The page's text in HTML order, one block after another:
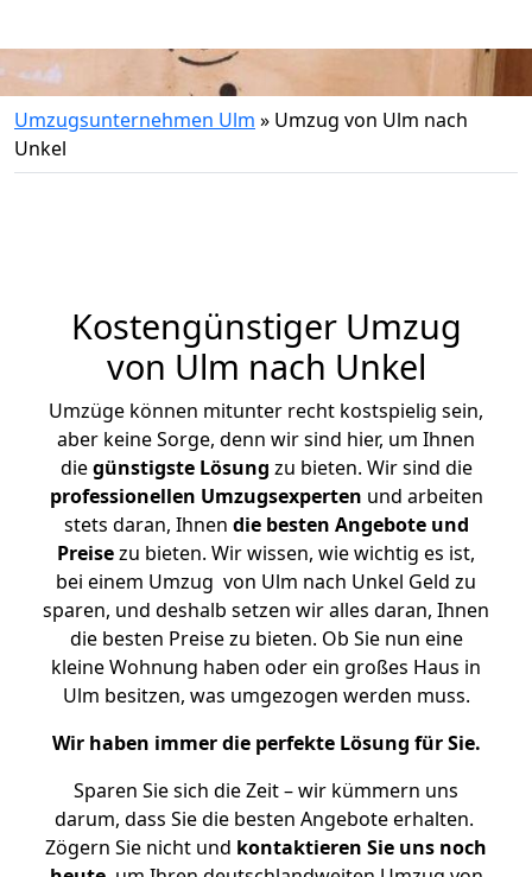
Umzugsunternehmen Ulm » Umzug von Ulm nach
Unkel
Kostengünstiger Umzug
von Ulm nach Unkel
Umzüge können mitunter recht kostspielig sein,
aber keine Sorge, denn wir sind hier, um Ihnen
diegünstigste Lösung zu bieten. Wir sind die
professionellen Umzugsexperten und arbeiten
stets daran, Ihnen die besten Angebote und
Preisezu bieten. Wir wissen, wie wichtig es ist,
bei einem Umzug von Ulm nach Unkel Geld zu
sparen, und deshalb setzen wir alles daran, Ihnen
die besten Preise zu bieten. Ob Sie nun eine
kleine Wohnung haben oder ein großes Haus in
Ulm besitzen, was umgezogen werden muss.
Wir haben immer die perfekte Lösung für Sie.
Sparen Sie sich die Zeit – wir kümmern uns
darum, dass Sie die besten Angebote erhalten.
Zögern Sie nicht und kontaktieren Sie uns noch